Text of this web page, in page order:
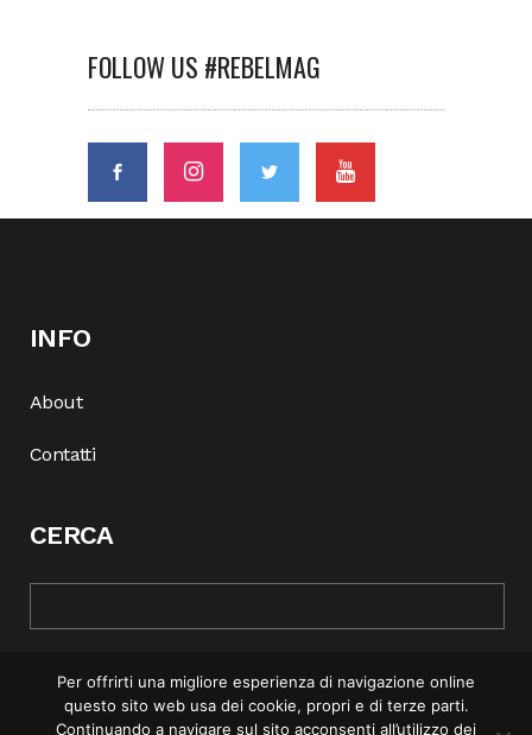
FOLLOW US #REBELMAG
INFO
About
Contatti
CERCA
Per offrirti una migliore esperienza di navigazione online
questo sito web usa dei cookie, propri e di terze parti.
Continuando a navigare sul sito acconsenti all’utilizzo dei